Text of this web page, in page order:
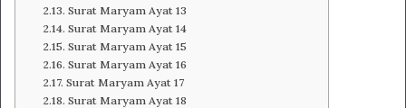
Surat Maryam Ayat 13
Surat Maryam Ayat 14
Surat Maryam Ayat 15
Surat Maryam Ayat 16
Surat Maryam Ayat 17
Surat Maryam Ayat 18